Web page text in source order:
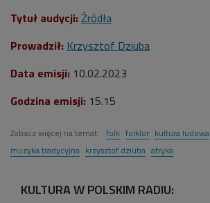
Tytuł audycji: Źródła
Prowadził: Krzysztof Dziuba
Data emisji: 10.02.2023
Godzina emisji: 15.15
Zobacz więcej na temat: folk folklor kultura ludowa
muzyka tradycyjna krzysztof dziuba afryka
KULTURA W POLSKIM RADIU: